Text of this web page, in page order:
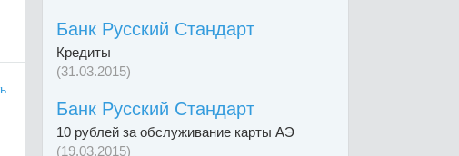
Банк Русский Стандарт
Кредиты
(31.03.2015)
Банк Русский Стандарт
10 рублей за обслуживание карты АЭ
(19.03.2015)